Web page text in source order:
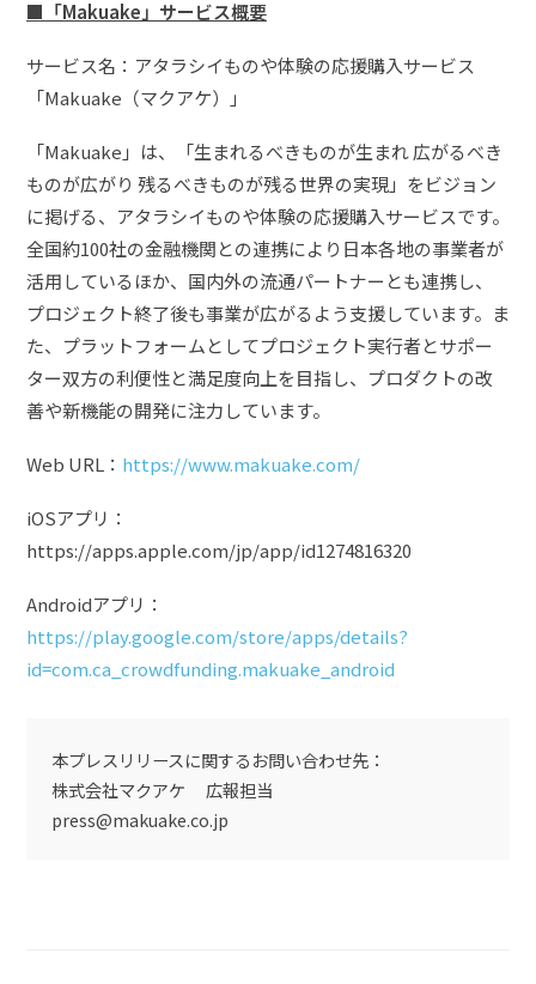
■ 「Makuake」サービス概要
サービス名：アタラシイものや体験の応援購入サービス
「Makuake（マクアケ）」
「Makuake」は、「生まれるべきものが生まれ 広がるべき
ものが広がり 残るべきものが残る世界の実現」をビジョン
に掲げる、アタラシイものや体験の応援購入サービスです。
全国約100社の金融機関との連携により日本各地の事業者が
活用しているほか、国内外の流通パートナーとも連携し、
プロジェクト終了後も事業が広がるよう支援しています。ま
た、プラットフォームとしてプロジェクト実行者とサポー
ター双方の利便性と満足度向上を目指し、プロダクトの改
善や新機能の開発に注力しています。
Web URL： https://www.makuake.com/
iOSアプリ：
https://apps.apple.com/jp/app/id1274816320
Androidアプリ：
https://play.google.com/store/apps/details?
id=com.ca_crowdfunding.makuake_android
本プレスリリースに関するお問い合わせ先：
株式会社マクアケ 広報担当
press@makuake.co.jp